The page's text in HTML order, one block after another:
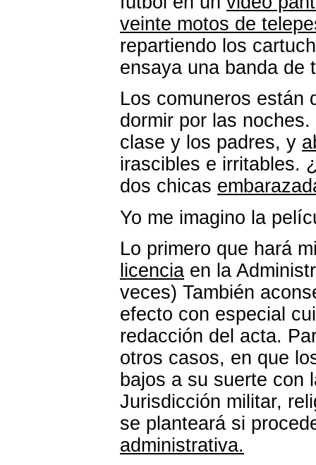
veinte motos de
repartiendo los
ensaya una banda de
Los comuneros están
dormir por las
clase y los padres, y
irascibles e irritables.
dos chicas
Yo me imagino la
Lo primero que hará
licencia en la
veces) También
efecto con especial
redacción del acta.
otros casos, en que
bajos a su suerte con
Jurisdicción militar,
se planteará si
administrativa.